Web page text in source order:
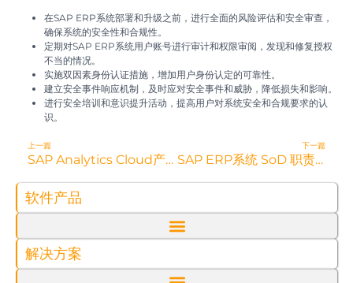
在SAP ERP系统部署和升级之前，进行全面的风险评估和安全审查，
确保系统的安全性和合规性。
定期对SAP ERP系统用户账号进行审计和权限审阅，发现和修复授权
不当的情况。
实施双因素身份认证措施，增加用户身份认定的可靠性。
建立安全事件响应机制，及时应对安全事件和威胁，降低损失和影响。
进行安全培训和意识提升活动，提高用户对系统安全和合规要求的认
识。
Prev
上一篇
SAP Analytics Cloud产品License解读
下一篇
SAP ERP系统 SoD 职责分离运维管控
软件产品
解决方案